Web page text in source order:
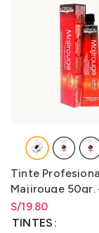
Tinte
Majirouge 50gr.
LO3000M3
S/19.80
Rango de precios:
S/19.80hasta
TINTES